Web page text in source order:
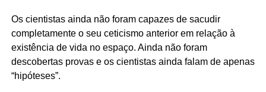
Os cientistas ainda não foram capazes de sacudir
completamente o seu ceticismo anterior em relação à
existência de vida no espaço. Ainda não foram
descobertas provas e os cientistas ainda falam de apenas
“hipóteses”.